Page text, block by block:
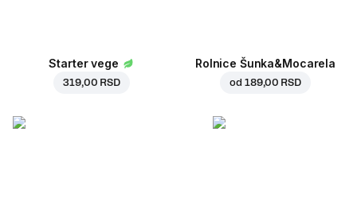
Starter vege
319,00 RSD
Rolnice Šunka&Mocarela
od 189,00 RSD